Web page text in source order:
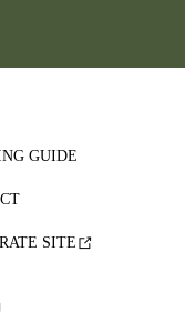
GUIDE
SITE